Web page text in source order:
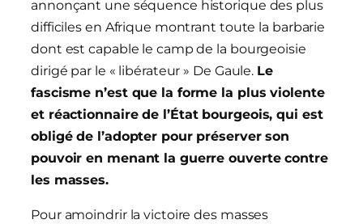
annonçant une séquence historique des plus
difficiles en Afrique montrant toute la barbarie
dont est capable le camp de la bourgeoisie
dirigé par le « libérateur » De Gaule. Le
fascisme n’est que la forme la plus violente
et réactionnaire de l’État bourgeois, qui est
obligé de l’adopter pour préserver son
pouvoir en menant la guerre ouverte contre
les masses.
Pour amoindrir la victoire des masses